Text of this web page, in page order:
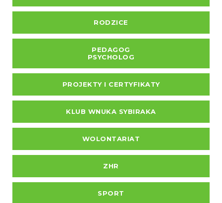
RODZICE
PEDAGOG
PSYCHOLOG
PROJEKTY I CERTYFIKATY
KLUB WNUKA SYBIRAKA
WOLONTARIAT
ZHR
SPORT